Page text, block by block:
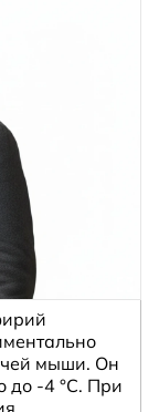
мыши. Он
до -4 °C. При